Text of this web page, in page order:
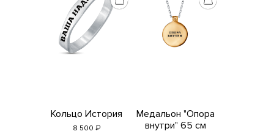
Если у вас есть вопросы, пожелания и комментарии, пишите нам
adda@addagems.ru
+7 968 358 09 90
Кольцо История
8 500 ₽
Медальон "Опора
внутри" 65 см